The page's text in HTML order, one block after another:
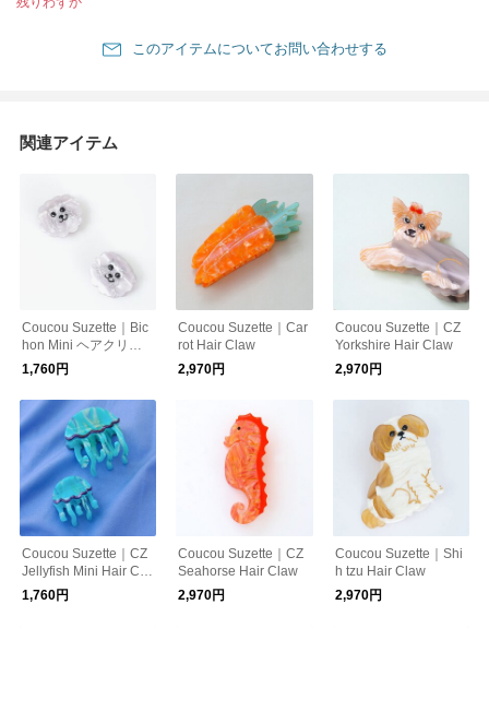
このアイテムについてお問い合わせする
関連アイテム
Coucou Suzette｜Bic
hon Mini ヘアクリッ
プ
1,760円
Coucou Suzette｜Car
rot Hair Claw
2,970円
Coucou Suzette｜CZ
Yorkshire Hair Claw
2,970円
Coucou Suzette｜CZ
Jellyfish Mini Hair Cla
w
1,760円
Coucou Suzette｜CZ
Seahorse Hair Claw
2,970円
Coucou Suzette｜Shi
h tzu Hair Claw
2,970円